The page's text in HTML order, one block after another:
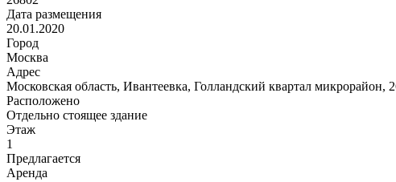
Дата размещения
20.01.2020
Город
Москва
Адрес
Московская область, Ивантеевка, Голландский квартал микрорайон,
Расположено
Отдельно стоящее здание
Этаж
1
Предлагается
Аренда